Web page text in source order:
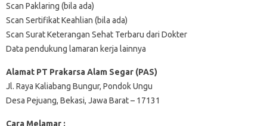
Scan Paklaring (bila ada)
Scan Sertifikat Keahlian (bila ada)
Scan Surat Keterangan Sehat Terbaru dari Dokter
Data pendukung lamaran kerja lainnya
Alamat PT Prakarsa Alam Segar (PAS)
Jl. Raya Kaliabang Bungur, Pondok Ungu
Desa Pejuang, Bekasi, Jawa Barat – 17131
Cara Melamar :